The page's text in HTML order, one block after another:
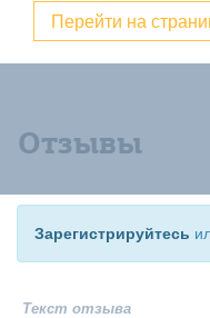
Перейти на
Отзывы
Зарегистрируйтесь
Текст отзыва